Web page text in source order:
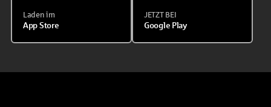
Laden im
App Store
JETZT BEI
Google Play